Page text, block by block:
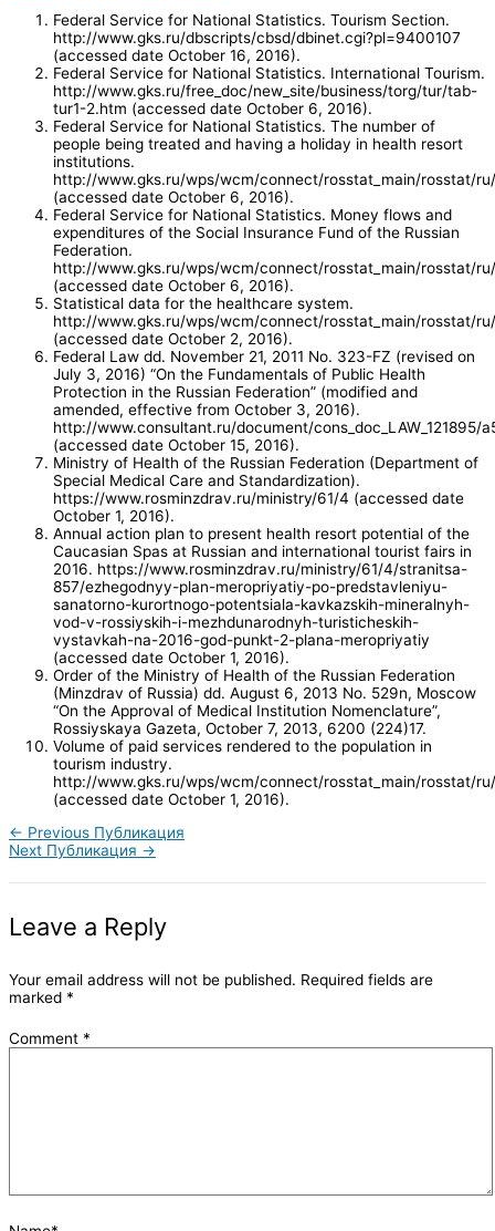
Federal Service for National Statistics. Tourism Section.
http://www.gks.ru/dbscripts/cbsd/dbinet.cgi?pl=9400107
(accessed date October 16, 2016).
Federal Service for National Statistics. International Tourism.
http://www.gks.ru/free_doc/new_site/business/torg/tur/tab-
tur1-2.htm (accessed date October 6, 2016).
Federal Service for National Statistics. The number of
people being treated and having a holiday in health resort
institutions.
http://www.gks.ru/wps/wcm/connect/rosstat_main/rosstat/
(accessed date October 6, 2016).
Federal Service for National Statistics. Money flows and
expenditures of the Social Insurance Fund of the Russian
Federation.
http://www.gks.ru/wps/wcm/connect/rosstat_main/rosstat/
(accessed date October 6, 2016).
Statistical data for the healthcare system.
http://www.gks.ru/wps/wcm/connect/rosstat_main/rosstat/
(accessed date October 2, 2016).
Federal Law dd. November 21, 2011 No. 323-FZ (revised on
July 3, 2016) “On the Fundamentals of Public Health
Protection in the Russian Federation” (modified and
amended, effective from October 3, 2016).
http://www.consultant.ru/document/
(accessed date October 15, 2016).
Ministry of Health of the Russian Federation (Department of
Special Medical Care and Standardization).
https://www.rosminzdrav.ru/ministry/61/4 (accessed date
October 1, 2016).
Annual action plan to present health resort potential of the
Caucasian Spas at Russian and international tourist fairs in
2016. https://www.rosminzdrav.ru/ministry/61/4/stranitsa-
857/ezhegodnyy-plan-meropriyatiy-po-predstavleniyu-
sanatorno-kurortnogo-potentsiala-kavkazskih-mineralnyh-
vod-v-rossiyskih-i-mezhdunarodnyh-turisticheskih-
vystavkah-na-2016-god-punkt-2-plana-meropriyatiy
(accessed date October 1, 2016).
Order of the Ministry of Health of the Russian Federation
(Minzdrav of Russia) dd. August 6, 2013 No. 529n, Moscow
“On the Approval of Medical Institution Nomenclature”,
Rossiyskaya Gazeta, October 7, 2013, 6200 (224)17.
Volume of paid services rendered to the population in
tourism industry.
http://www.gks.ru/wps/wcm/connect/rosstat_main/rosstat/
(accessed date October 1, 2016).
← Previous Публикация
Next Публикация →
Leave a Reply
Your email address will not be published. Required fields are
marked *
Comment *